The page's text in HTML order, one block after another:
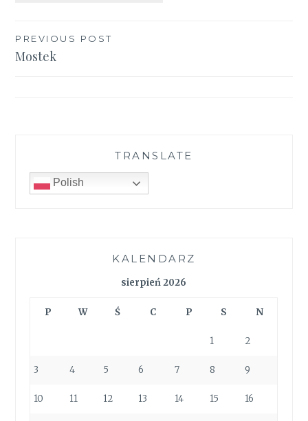
Nawigacja
wpisu
PREVIOUS POST
Mostek
TRANSLATE
Polish
KALENDARZ
sierpień 2026
P W Ś C P S N
1 2
3 4 5 6 7 8 9
10 11 12 13 14 15 16